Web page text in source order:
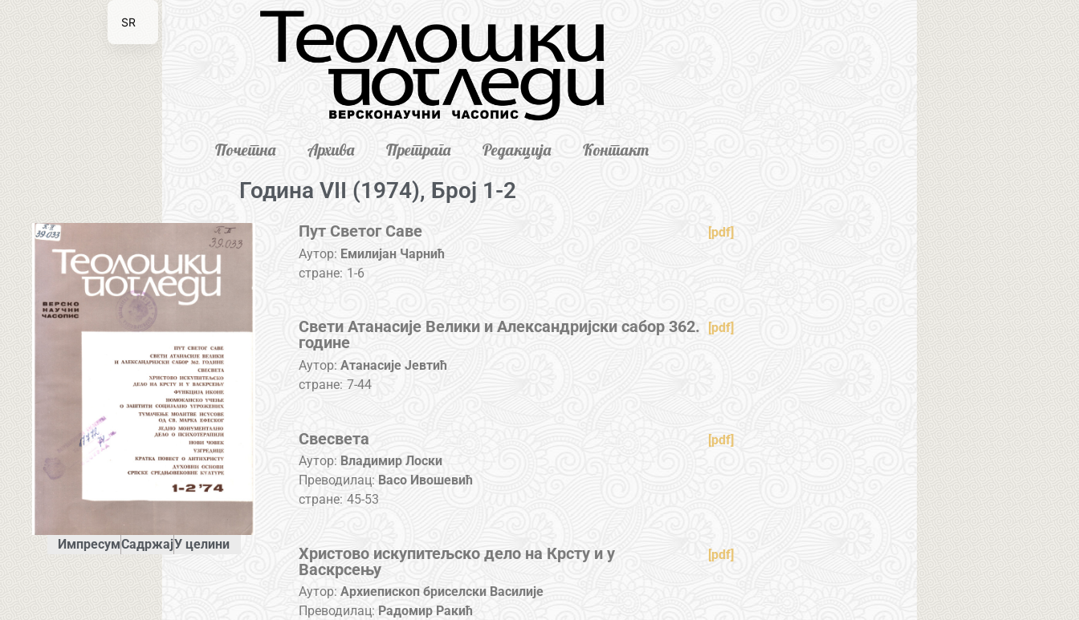
Почетна Архива Претрага Редакција Контакт
Година VII (1974), Број 1-2
ИмпресумСадржајУ целини
Пут Светог Саве
[pdf]
Аутор: Емилијан Чарнић
стране: 1-6
Свети Атанасије Велики и Александријски сабор 362.
године
[pdf]
Аутор: Атанасије Јевтић
стране: 7-44
Свесвета
[pdf]
Аутор: Владимир Лоски
Преводилац: Васо Ивошевић
стране: 45-53
Христово искупитељско дело на Крсту и у
Васкрсењу
[pdf]
Аутор: Архиепископ бриселски Василије
Преводилац: Радомир Ракић
SR
EN